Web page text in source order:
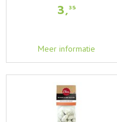
3,35
Meer informatie